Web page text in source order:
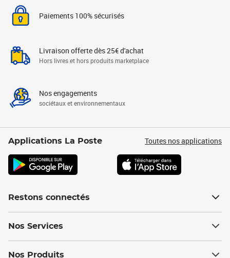
Paiements 100% sécurisés
Livraison offerte dès 25€ d'achat
Hors livres et hors produits marketplace
Nos engagements
sociétaux et environnementaux
Applications La Poste Toutes nos applications
Restons connectés
Nos Services
Nos Produits